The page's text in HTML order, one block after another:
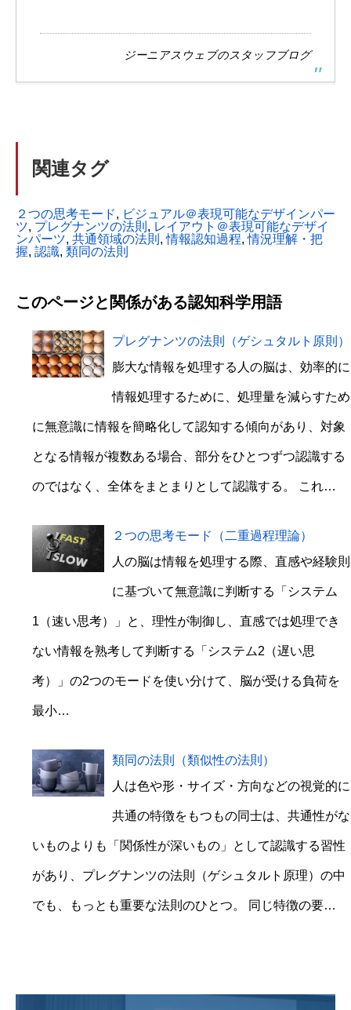
ジーニアスウェブのスタッフブログ
関連タグ
２つの思考モード, ビジュアル＠表現可能なデザインパー
ツ, プレグナンツの法則 , レイアウト＠表現可能なデザイ
ンパーツ, 共通領域の法則 , 情報認知過程, 情況理解・把
握, 認識, 類同の法則
このページと関係がある認知科学用語
プレグナンツの法則（ゲシュタルト原則）
膨大な情報を処理する人の脳は、効率的に
情報処理するために、処理量を減らすため
に無意識に情報を簡略化して認知する傾向があり、対象
となる情報が複数ある場合、部分をひとつずつ認識する
のではなく、全体をまとまりとして認識する。 これ…
２つの思考モード（二重過程理論）
人の脳は情報を処理する際、直感や経験則
に基づいて無意識に判断する「システム
1（速い思考）」と、理性が制御し、直感では処理でき
ない情報を熟考して判断する「システム2（遅い思
考）」の2つのモードを使い分けて、脳が受ける負荷を
最小…
類同の法則（類似性の法則）
人は色や形・サイズ・方向などの視覚的に
共通の特徴をもつもの同士は、共通性がな
いものよりも「関係性が深いもの」として認識する習性
があり、プレグナンツの法則（ゲシュタルト原理）の中
でも、もっとも重要な法則のひとつ。 同じ特徴の要…